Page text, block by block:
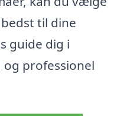
til dine
guide dig i
professionel